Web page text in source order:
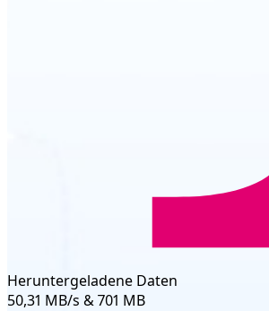
Heruntergeladene Daten
50,31 MB/s & 701 MB